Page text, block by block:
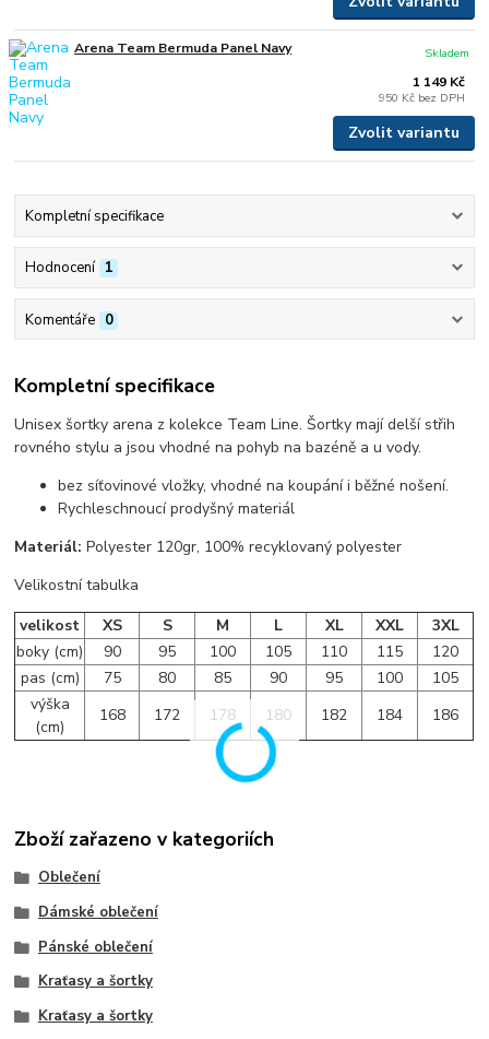
Arena Team Bermuda Panel Navy
1 149 Kč
950 Kč bez DPH
Skladem
Zvolit variantu
Kompletní specifikace
Hodnocení 1
Komentáře 0
Kompletní specifikace
Unisex šortky arena z kolekce Team Line. Šortky mají delší střih
rovného stylu a jsou vhodné na pohyb na bazéně a u vody.
bez síťovinové vložky, vhodné na koupání i běžné nošení.
Rychleschnoucí prodyšný materiál
Materiál:Polyester 120gr, 100% recyklovaný polyester
Velikostní tabulka
velikost
XS S M L XL XXL
3XL
boky (cm)
90 95 100 105 110 115
120
pas (cm)
75 80 85 90 95 100
105
výška
(cm)
168 172 178 180 182 184 186
Zboží zařazeno v kategoriích
Oblečení
Dámské oblečení
Pánské oblečení
Kraťasy a šortky
Kraťasy a šortky